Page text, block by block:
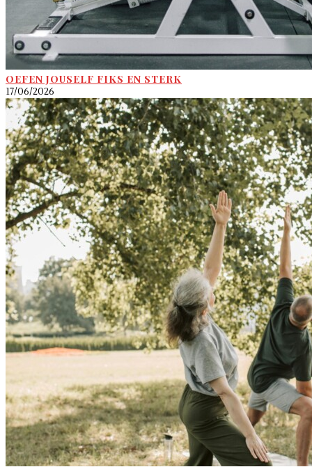
OEFEN JOUSELF FIKS EN STERK
17/06/2026